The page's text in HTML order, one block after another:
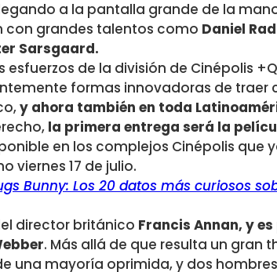
a la pantalla grande de la
con grandes talentos como Daniel
Sarsgaard.
de la división de Cinépolis
formas innovadoras de traer
y ahora también en toda
la primera entrega será la
en los complejos Cinépolis que
viernes 17 de julio.
Bunny: Los 20 datos más curiosos
director británico Francis Annan, y
. Más allá de que resulta un gran
una mayoría oprimida, y dos